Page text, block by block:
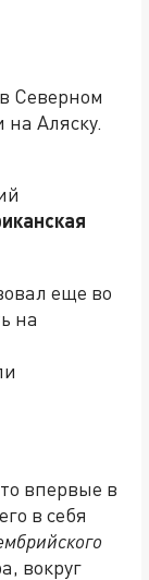
Северном
на Аляску.
еще во
на
впервые в
в себя
вокруг